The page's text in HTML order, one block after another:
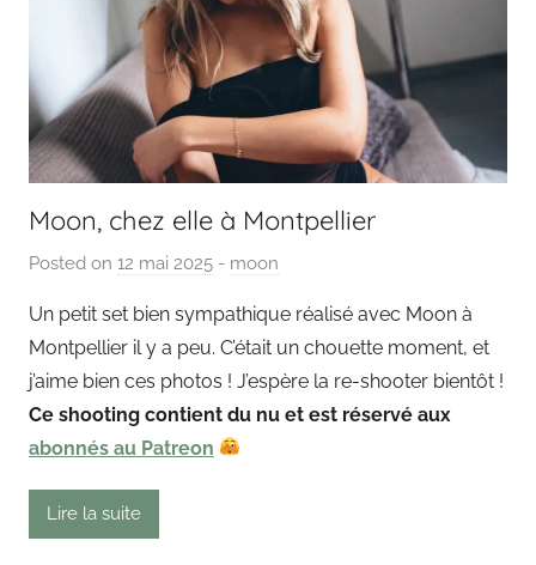
Moon, chez elle à Montpellier
Posted on 12 mai 2025 b
P
a
i
n
g
- moon
Un petit set bien sympathique réalisé avec Moon à
Montpellier il y a peu. C’était un chouette moment, et
j’aime bien ces photos ! J’espère la re-shooter bientôt !
Ce shooting contient du nu et est réservé aux
abonnés au Patreon
Lire la suite